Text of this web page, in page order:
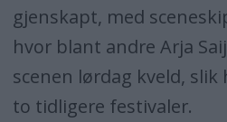
gjenskapt, med
hvor blant andre Arja
scenen lørdag kveld,
to tidligere festivaler.